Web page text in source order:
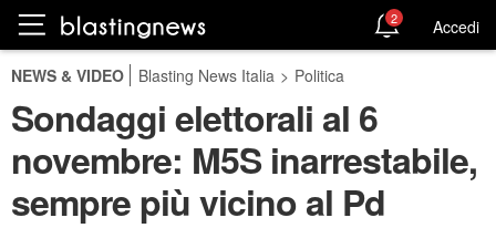
2 Accedi
NEWS & VIDEO Blasting News Italia > Politica
Sondaggi elettorali al 6
novembre: M5S inarrestabile,
sempre più vicino al Pd